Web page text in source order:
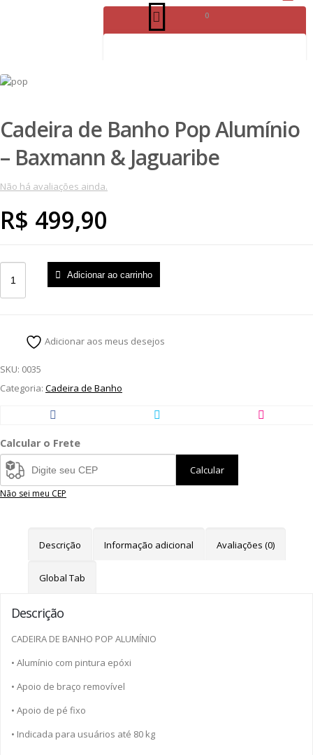
0
Cadeira de Banho Pop Alumínio
– Baxmann & Jaguaribe
Não há avaliações ainda.
R$ 499,90
Adicionar ao carrinho
Adicionar aos meus desejos
SKU: 0035
Categoria: Cadeira de Banho
Calcular o Frete
Calcular
Não sei meu CEP
Descrição Informação adicional Avaliações (0)
Global Tab
Descrição
CADEIRA DE BANHO POP ALUMÍNIO
• Alumínio com pintura epóxi
• Apoio de braço removível
• Apoio de pé fixo
• Indicada para usuários até 80 kg